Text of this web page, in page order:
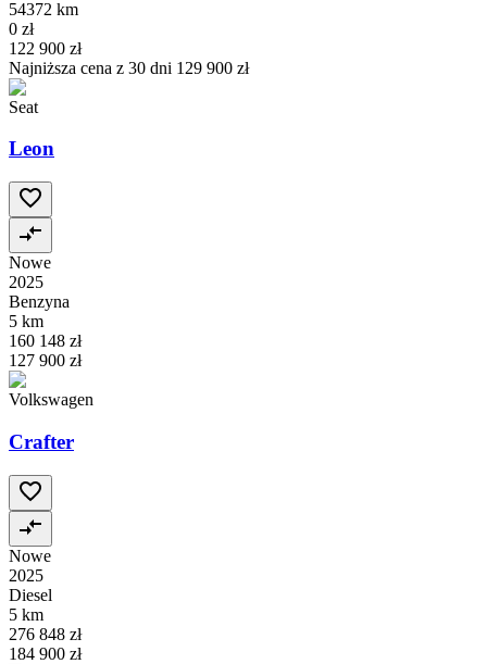
54372 km
0 zł
122 900 zł
Najniższa cena z 30 dni 129 900 zł
Seat
Leon
Nowe
2025
Benzyna
5 km
160 148 zł
127 900 zł
Volkswagen
Crafter
Nowe
2025
Diesel
5 km
276 848 zł
184 900 zł